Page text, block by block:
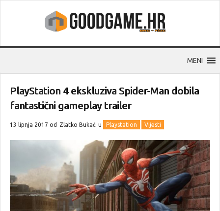
MENI
PlayStation 4 ekskluziva Spider-Man dobila
fantastični gameplay trailer
13 lipnja 2017 od Zlatko Bukač u Playstation Vijesti